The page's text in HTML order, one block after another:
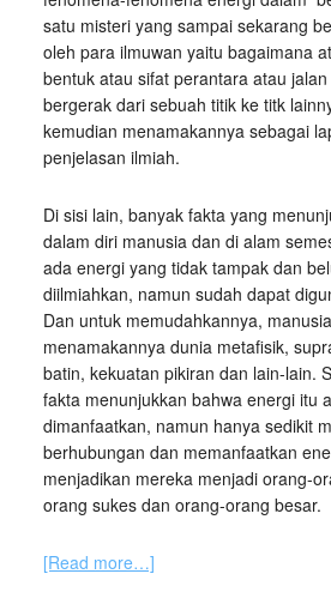
satu misteri yang sampai sekarang
oleh para ilmuwan yaitu bagaimana
bentuk atau sifat perantara atau
bergerak dari sebuah titik ke titk
kemudian menamakannya sebagai
penjelasan ilmiah.
Di sisi lain, banyak fakta yang
dalam diri manusia dan di alam
ada energi yang tidak tampak dan
diilmiahkan, namun sudah dapat
Dan untuk memudahkannya,
menamakannya dunia metafisik,
batin, kekuatan pikiran dan lain-lain.
fakta menunjukkan bahwa energi itu
dimanfaatkan, namun hanya sedikit
berhubungan dan memanfaatkan
menjadikan mereka menjadi orang-
orang sukes dan orang-orang besar.
[Read more…]